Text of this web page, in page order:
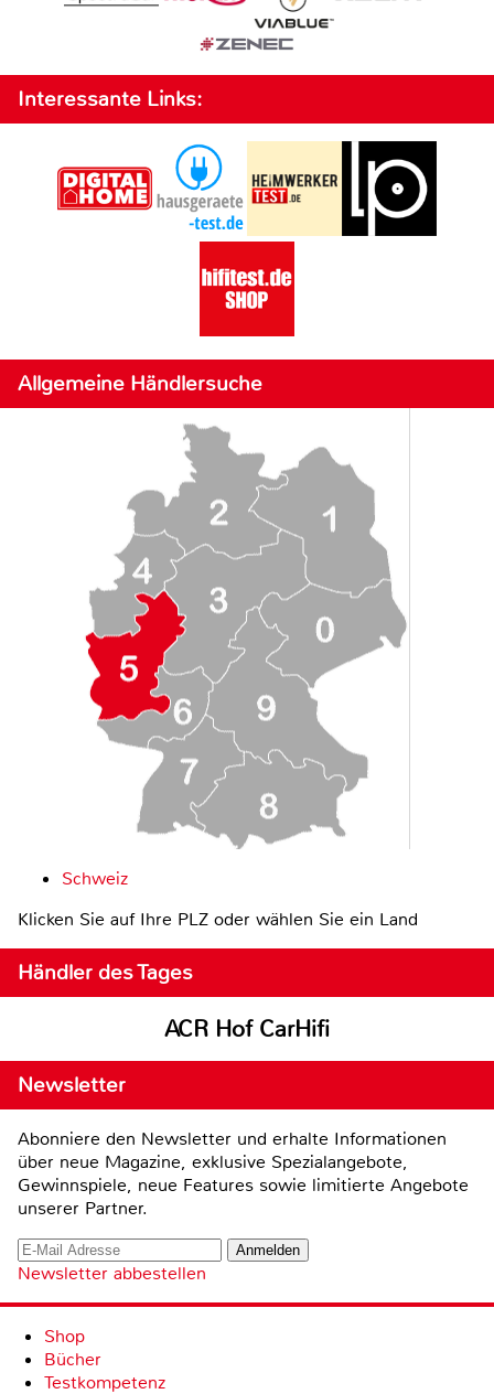
Interessante Links:
Allgemeine Händlersuche
Schweiz
Klicken Sie auf Ihre PLZ oder wählen Sie ein Land
Händler des Tages
ACR Hof CarHifi
Newsletter
Abonniere den Newsletter und erhalte Informationen
über neue Magazine, exklusive Spezialangebote,
Gewinnspiele, neue Features sowie limitierte Angebote
unserer Partner.
Newsletter abbestellen
Shop
Bücher
Testkompetenz